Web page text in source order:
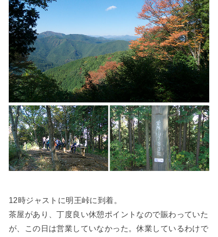
12時ジャストに明王峠に到着。
茶屋があり、丁度良い休憩ポイントなので賑わっていた
が、この日は営業していなかった。休業しているわけで